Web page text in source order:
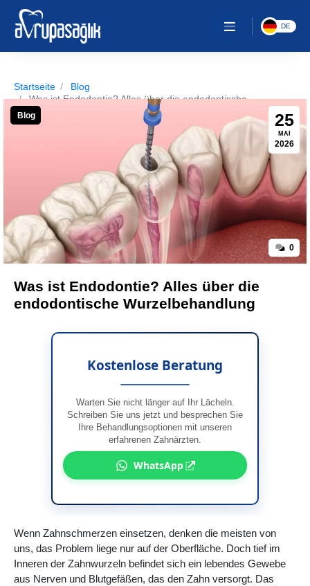
DE
Startseite
Blog
Was ist Endodontie? Alles über die endodontische
Wurzelbehan...
Blog 25
MAI
2026
0
Was ist Endodontie? Alles über die
endodontische Wurzelbehandlung
Kostenlose Beratung
Warten Sie nicht länger auf Ihr Lächeln.
Schreiben Sie uns jetzt und besprechen Sie
Ihre Behandlungsoptionen mit unseren
erfahrenen Zahnärzten.
WhatsApp
Wenn Zahnschmerzen einsetzen, denken die meisten von
uns, das Problem liege nur auf der Oberfläche. Doch tief im
Inneren der Zahnwurzeln befindet sich ein lebendes Gewebe
aus Nerven und Blutgefäßen, das den Zahn versorgt. Das